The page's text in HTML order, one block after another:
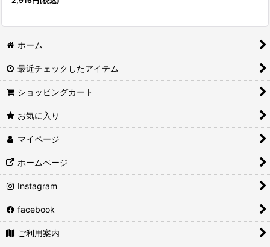
ホーム
最近チェックしたアイテム
ショッピングカート
お気に入り
マイページ
ホームページ
Instagram
facebook
ご利用案内